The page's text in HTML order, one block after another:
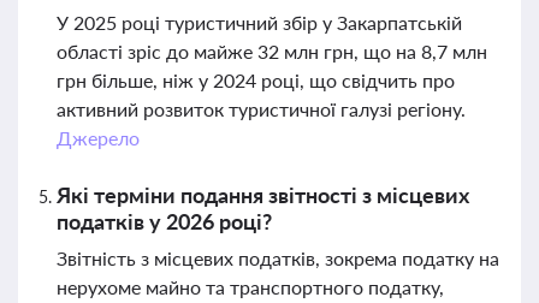
У 2025 році туристичний збір у Закарпатській
області зріс до майже 32 млн грн, що на 8,7 млн
грн більше, ніж у 2024 році, що свідчить про
активний розвиток туристичної галузі регіону.
Джерело
Які терміни подання звітності з місцевих
податків у 2026 році?
Звітність з місцевих податків, зокрема податку на
нерухоме майно та транспортного податку,